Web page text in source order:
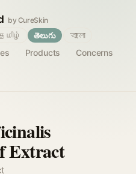
by CureSkin
Products
Concerns
తెలుగు বাংলা
Extract